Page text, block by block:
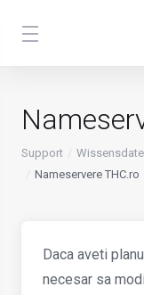
Support
Nameservere THC.ro
Daca aveti
necesar sa